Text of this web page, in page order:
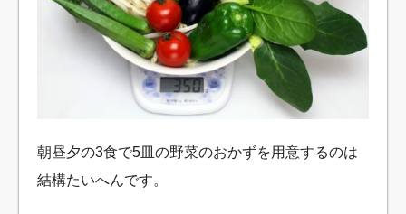
朝昼夕の3食で5皿の野菜のおかずを用意するのは
結構たいへんです。